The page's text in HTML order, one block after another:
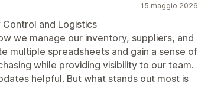
15 maggio 2026
and Logistics
we manage our inventory, suppliers, and
multiple spreadsheets and gain a sense of
while providing visibility to our team.
helpful. But what stands out most is